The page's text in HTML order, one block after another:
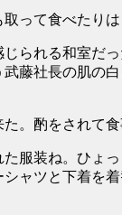
取って食べたりは
られる和室だ
藤社長の肌の
。酌をされて食
た服装ね。ひょ
ャツと下着を